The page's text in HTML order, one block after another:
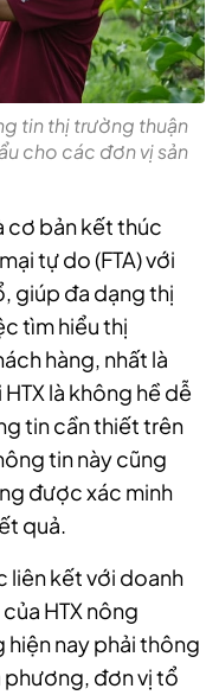
tin thị trường thuận
cho các đơn vị sản
cơ bản kết thúc
tự do (FTA) với
giúp đa dạng thị
tìm hiểu thị
hàng, nhất là
là không hề dễ
tin cần thiết trên
tin này cũng
được xác minh
quả.
liên kết với doanh
HTX nông
hiện nay phải thông
phương, đơn vị tổ